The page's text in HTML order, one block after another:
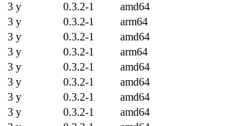
3 y
0.3.2-1 amd64
3 y
0.3.2-1 arm64
3 y
0.3.2-1 amd64
3 y
0.3.2-1 arm64
3 y
0.3.2-1 amd64
3 y
0.3.2-1 amd64
3 y
0.3.2-1 amd64
3 y
0.3.2-1 amd64